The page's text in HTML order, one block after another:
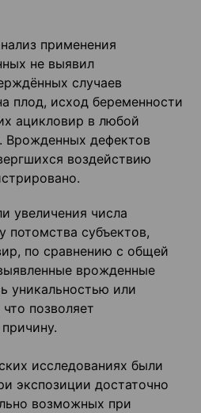
применения
не выявил
случаев
плод, исход беременности
ацикловир в любой
Врожденных дефектов
воздействию
увеличения числа
потомства субъектов,
по сравнению с общей
врожденные
уникальностью или
позволяет
исследованиях были
экспозиции достаточно
возможных при